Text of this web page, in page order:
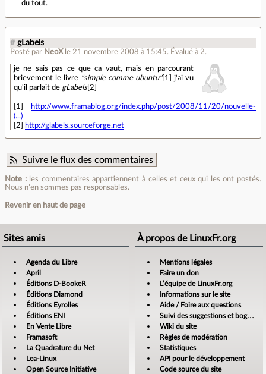
du tout.
# gLabels
Posté par NeoX le 21 novembre 2008 à 15:45. Évalué à 2.
je ne sais pas ce que ca vaut, mais en parcourant
brievement le livre "simple comme ubuntu"[1] j'ai vu
qu'il parlait de gLabels[2]
[1]
http://www.framablog.org/index.php/post/2008/11/20/nouvelle-
(...)
[2]
http://glabels.sourceforge.net
Suivre le flux des commentaires
Note :les commentaires appartiennent à celles et ceux qui les ont postés.
Nous n’en sommes pas responsables.
Revenir en haut de page
Sites amis
Agenda du Libre
April
Éditions D-BookeR
Éditions Diamond
Éditions Eyrolles
Éditions ENI
En Vente Libre
Framasoft
La Quadrature du Net
Lea-Linux
Open Source Initiative
À propos de LinuxFr.org
Mentions légales
Faire un don
L’équipe de LinuxFr.org
Informations sur le site
Aide / Foire aux questions
Suivi des suggestions et bogues
Wiki du site
Règles de modération
Statistiques
API pour le développement
Code source du site